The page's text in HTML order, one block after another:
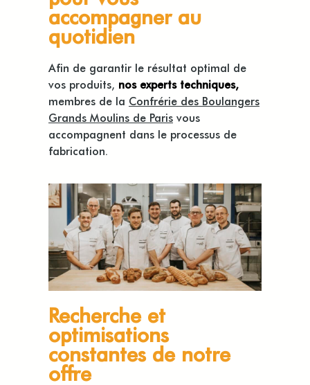
accompagner au
quotidien
Afin de garantir le résultat optimal de
vos produits, nos experts techniques,
membres de la Confrérie des Boulangers
Grands Moulins de Paris vous
accompagnent dans le processus de
fabrication.
Recherche et
optimisations
constantes de notre
offre